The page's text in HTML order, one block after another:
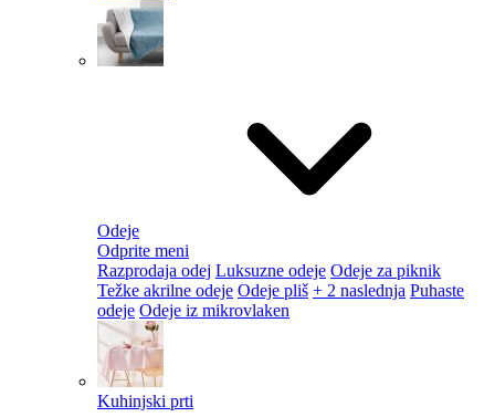
Odeje
Odprite meni
Razprodaja odej Luksuzne odeje Odeje za piknik
Težke akrilne odeje Odeje pliš + 2 naslednja Puhaste
odeje Odeje iz mikrovlaken
Kuhinjski prti